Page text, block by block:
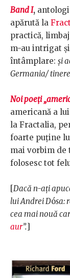
Band I,
apărută la
practică,
m-au intrigat
întâmplare: şi
Germania/
Noi poeţi
americană a
la Fractalia,
foarte puţine
mai vorbim de
folosesc tot
Dacă n-ați
lui Andrei Dósa:
cea mai nouă
aur”.